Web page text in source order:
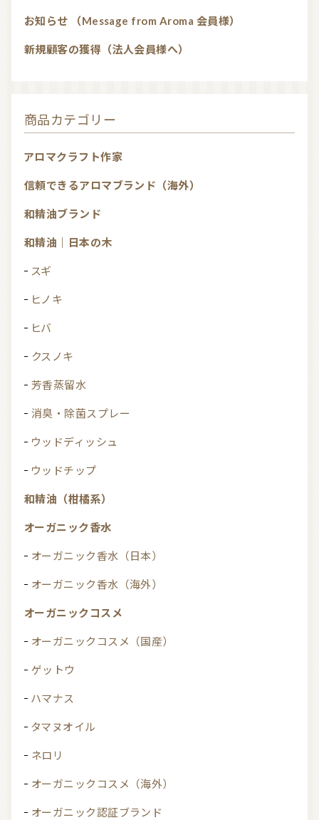
お知らせ （Message from Aroma 会員様）
新規顧客の獲得（法人会員様へ）
商品カテゴリー
アロマクラフト作家
信頼できるアロマブランド（海外）
和精油ブランド
和精油｜日本の木
スギ
ヒノキ
ヒバ
クスノキ
芳香蒸留水
消臭・除菌スプレー
ウッドディッシュ
ウッドチップ
和精油（柑橘系）
オーガニック香水
オーガニック香水（日本）
オーガニック香水（海外）
オーガニックコスメ
オーガニックコスメ（国産）
ゲットウ
ハマナス
タマヌオイル
ネロリ
オーガニックコスメ（海外）
オーガニック認証ブランド